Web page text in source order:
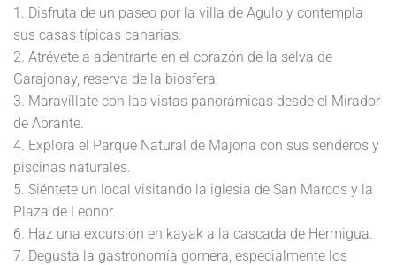
1. Disfruta de un paseo por la villa de Agulo y contempla
sus casas típicas canarias.
2. Atrévete a adentrarte en el corazón de la selva de
Garajonay, reserva de la biosfera.
3. Maravíllate con las vistas panorámicas desde el Mirador
de Abrante.
4. Explora el Parque Natural de Majona con sus senderos y
piscinas naturales.
5. Siéntete un local visitando la iglesia de San Marcos y la
Plaza de Leonor.
6. Haz una excursión en kayak a la cascada de Hermigua.
7. Degusta la gastronomía gomera, especialmente los